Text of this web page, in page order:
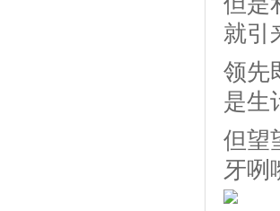
就引
领先
是生
但望
牙咧